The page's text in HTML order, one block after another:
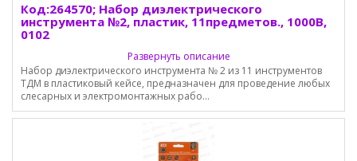
Код:264570; Набор диэлектрического
инструмента №2, пластик, 11предметов., 1000В,
0102
Развернуть описание
Набор диэлектрического инструмента № 2 из 11 инструментов
ТДМ в пластиковый кейсе, предназначен для проведение любых
слесарных и электромонтажных рабо...